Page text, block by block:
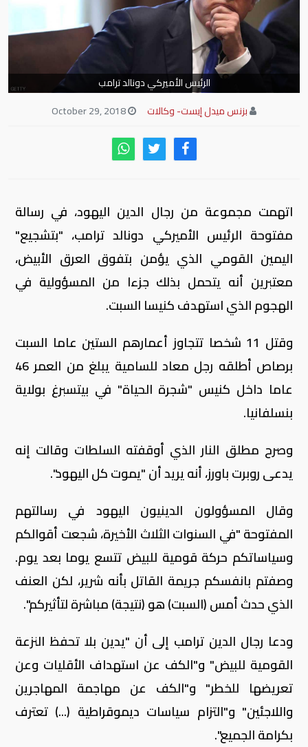
الرئيس الأميركي دونالد ترامب
بزنس ميدل إيست- وكالات
اتهمت مجموعة من رجال الدين اليهود، في رسالة
مفتوحة الرئيس الأميركي دونالد ترامب، "بتشجيع"
اليمين القومي الذي يؤمن بتفوق العرق الأبيض،
معتبرين أنه يتحمل بذلك جزءا من المسؤولية في
الهجوم الذي استهدف كنيسا السبت.
وقتل 11 شخصا تتجاوز أعمارهم الستين عاما السبت
برصاص أطلقه رجل معاد للسامية يبلغ من العمر 46
عاما داخل كنيس "شجرة الحياة" في بيتسبرغ بولاية
بنسلفانيا.
وصرح مطلق النار الذي أوقفته السلطات وقالت إنه
يدعى روبرت باورز، أنه يريد أن "يموت كل اليهود".
وقال المسؤولون الدينيون اليهود في رسالتهم
المفتوحة "في السنوات الثلاث الأخيرة، شجعت أقوالكم
وسياساتكم حركة قومية للبيض تتسع يوما بعد يوم.
وصفتم بانفسكم جريمة القاتل بأنه شرير، لكن العنف
الذي حدث أمس (السبت) هو (نتيجة) مباشرة لتأثيركم".
ودعا رجال الدين ترامب إلى أن "يدين بلا تحفظ النزعة
القومية للبيض" و"الكف عن استهداف الأقليات وعن
تعريضها للخطر" و"الكف عن مهاجمة المهاجرين
واللاجئين" و"التزام سياسات ديموقراطية (...) تعترف
بكرامة الجميع".